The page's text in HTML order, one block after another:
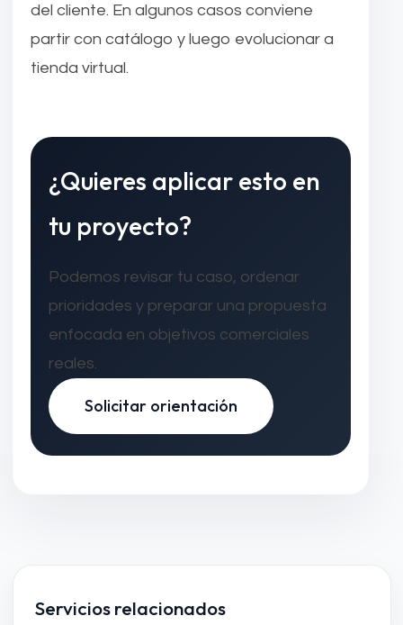
del cliente. En algunos casos conviene
partir con catálogo y luego evolucionar a
tienda virtual.
¿Quieres aplicar esto en
tu proyecto?
Podemos revisar tu caso, ordenar
prioridades y preparar una propuesta
enfocada en objetivos comerciales
reales.
Solicitar orientación
Servicios relacionados